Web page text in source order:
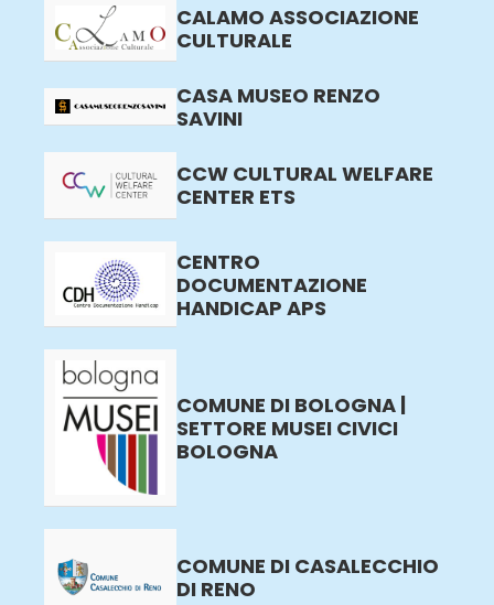
CALAMO ASSOCIAZIONE
CULTURALE
CASA MUSEO RENZO
SAVINI
CCW CULTURAL WELFARE
CENTER ETS
CENTRO
DOCUMENTAZIONE
HANDICAP APS
COMUNE DI BOLOGNA |
SETTORE MUSEI CIVICI
BOLOGNA
COMUNE DI CASALECCHIO
DI RENO